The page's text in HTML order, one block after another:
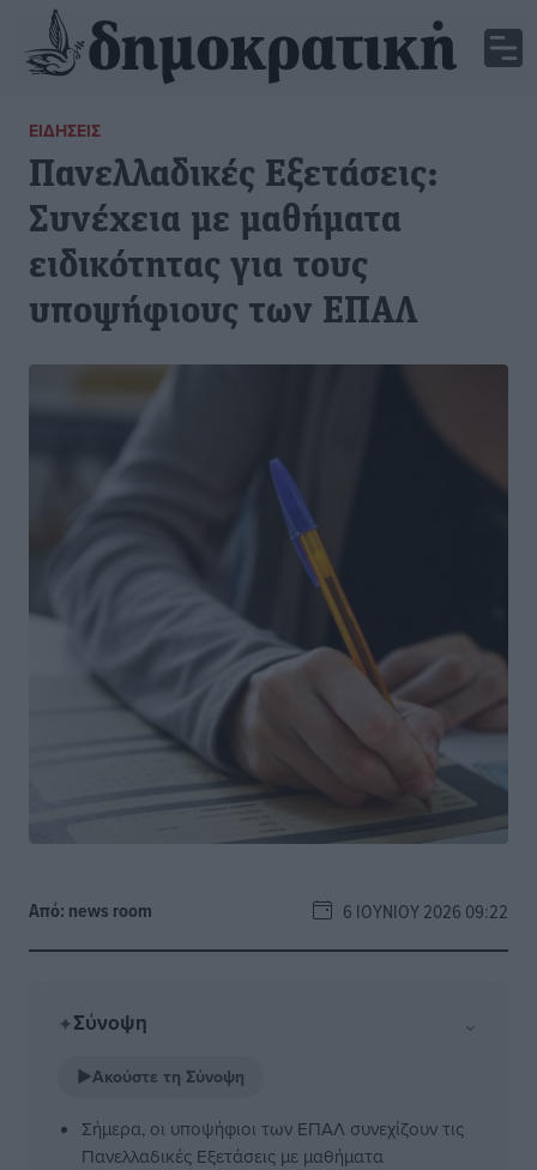
ΕΙΔΉΣΕΙΣ
Πανελλαδικές Εξετάσεις:
Συνέχεια με μαθήματα
ειδικότητας για τους
υποψήφιους των ΕΠΑΛ
Από: news room 6 ΙΟΥΝΊΟΥ 2026 09:22
✦Σύνοψη ⌄
▶Ακούστε τη Σύνοψη
Σήμερα, οι υποψήφιοι των ΕΠΑΛ συνεχίζουν τις
Πανελλαδικές Εξετάσεις με μαθήματα